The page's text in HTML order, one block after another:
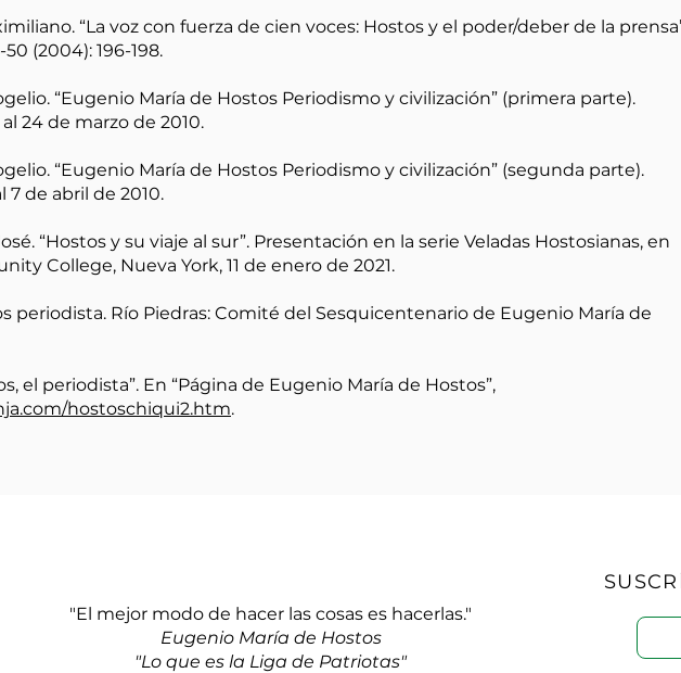
“La voz con fuerza de cien voces: Hostos y el poder/deber de la
(2004): 196-198.
“Eugenio María de Hostos Periodismo y civilización” (primera parte).
al 24 de marzo de 2010.
“Eugenio María de Hostos Periodismo y civilización” (segunda parte).
7 de abril de 2010.
“Hostos y su viaje al sur”. Presentación en la serie Veladas Hostosianas, en
College, Nueva York, 11 de enero de 2021.
periodista. Río Piedras: Comité del Sesquicentenario de Eugenio María de
el periodista”. En “Página de Eugenio María de Hostos”,
hostoschiqui2.htm.
"El mejor modo de hacer las cosas es hacerlas."
Eugenio María de Hostos
"Lo que es la Liga de Patriotas"